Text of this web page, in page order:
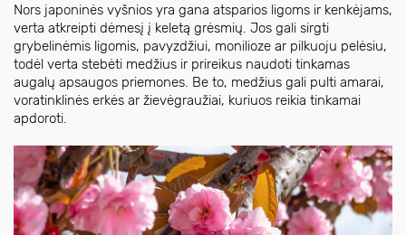
Nors japoninės vyšnios yra gana atsparios ligoms ir kenkėjams,
verta atkreipti dėmesį į keletą grėsmių. Jos gali sirgti
grybelinėmis ligomis, pavyzdžiui, monilioze ar pilkuoju pelėsiu,
todėl verta stebėti medžius ir prireikus naudoti tinkamas
augalų apsaugos priemones. Be to, medžius gali pulti amarai,
voratinklinės erkės ar žievėgraužiai, kuriuos reikia tinkamai
apdoroti.